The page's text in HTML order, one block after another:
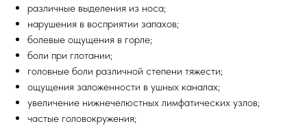
различные выделения из носа;
нарушения в восприятии запахов;
болевые ощущения в горле;
боли при глотании;
головные боли различной степени тяжести;
ощущения заложенности в ушных каналах;
увеличение нижнечелюстных лимфатических узлов;
частые головокружения;